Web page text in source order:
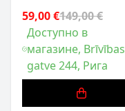
59,00 €149,00 €
Доступно в
магазине, Brīvības
gatve 244, Рига